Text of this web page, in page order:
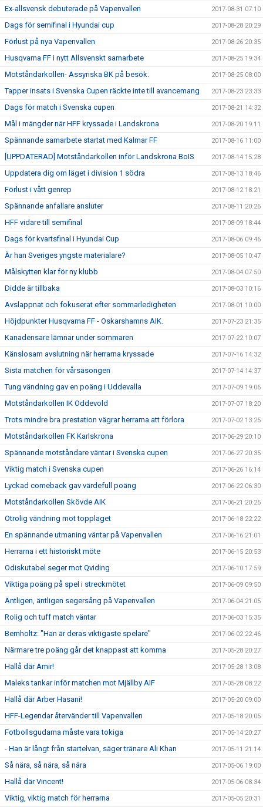
Ex-allsvensk debuterade på Vapenvallen 2017-08-31 07:10
Dags för semifinal i Hyundai cup 2017-08-28 20:29
Förlust på nya Vapenvallen 2017-08-26 20:35
Husqvarna FF i nytt Allsvenskt samarbete 2017-08-25 19:34
Motståndarkollen- Assyriska BK på besök. 2017-08-25 08:00
Tapper insats i Svenska Cupen räckte inte till avancemang 2017-08-23 23:33
Dags för match i Svenska cupen 2017-08-21 14:32
Mål i mängder när HFF kryssade i Landskrona 2017-08-20 19:11
Spännande samarbete startat med Kalmar FF 2017-08-16 11:00
[UPPDATERAD] Motståndarkollen inför Landskrona BoIS 2017-08-14 15:28
Uppdatera dig om läget i division 1 södra 2017-08-13 18:46
Förlust i vått genrep 2017-08-12 18:21
Spännande anfallare ansluter 2017-08-11 20:26
HFF vidare till semifinal 2017-08-09 18:44
Dags för kvartsfinal i Hyundai Cup 2017-08-06 09:46
Är han Sveriges yngste materialare? 2017-08-05 10:47
Målskytten klar för ny klubb 2017-08-04 07:50
Didde är tillbaka 2017-08-03 10:16
Avslappnat och fokuserat efter sommarledigheten 2017-08-01 10:00
Höjdpunkter Husqvarna FF - Oskarshamns AIK. 2017-07-23 21:35
Kanadensare lämnar under sommaren 2017-07-22 10:07
Känslosam avslutning när herrarna kryssade 2017-07-16 14:32
Sista matchen för vårsäsongen 2017-07-14 14:37
Tung vändning gav en poäng i Uddevalla 2017-07-09 19:06
Motståndarkollen IK Oddevold 2017-07-07 18:20
Trots mindre bra prestation vägrar herrarna att förlora 2017-07-02 13:25
Motståndarkollen FK Karlskrona 2017-06-29 20:10
Spännande motståndare väntar i Svenska cupen 2017-06-27 20:35
Viktig match i Svenska cupen 2017-06-26 16:14
Lyckad comeback gav värdefull poäng 2017-06-22 06:30
Motståndarkollen Skövde AIK 2017-06-21 20:25
Otrolig vändning mot topplaget 2017-06-18 22:22
En spännande utmaning väntar på Vapenvallen 2017-06-16 21:01
Herrarna i ett historiskt möte 2017-06-15 20:53
Odiskutabel seger mot Qviding 2017-06-10 17:59
Viktiga poäng på spel i streckmötet 2017-06-09 09:50
Äntligen, äntligen segersång på Vapenvallen 2017-06-04 21:05
Rolig och tuff match väntar 2017-06-03 15:35
Bernholtz: "Han är deras viktigaste spelare" 2017-06-02 22:46
Närmare tre poäng går det knappast att komma 2017-05-28 20:27
Hallå där Amir! 2017-05-28 13:08
Maleks tankar inför matchen mot Mjällby AIF 2017-05-28 08:22
Hallå där Arber Hasani! 2017-05-20 09:00
HFF-Legendar återvänder till Vapenvallen 2017-05-18 20:05
Fotbollsgudarna måste vara tokiga 2017-05-14 20:27
- Han är långt från startelvan, säger tränare Ali Khan 2017-05-11 21:14
Så nära, så nära, så nära 2017-05-06 19:00
Hallå där Vincent! 2017-05-06 08:34
Viktig, viktig match för herrarna 2017-05-05 20:31